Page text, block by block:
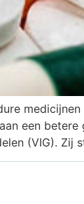
een
(VIG). Zij